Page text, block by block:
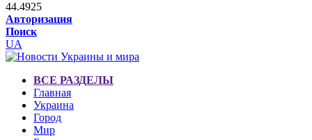
44.4925
Авторизация
Поиск
UA
ВСЕ РАЗДЕЛЫ
Главная
Украина
Город
Мир